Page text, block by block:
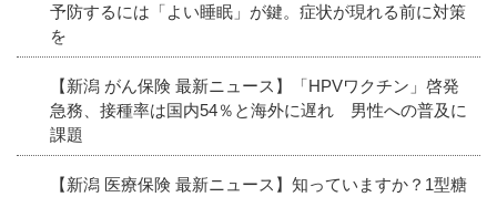
予防するには「よい睡眠」が鍵。症状が現れる前に対策
を
【新潟 がん保険 最新ニュース】「HPVワクチン」啓発
急務、接種率は国内54％と海外に遅れ 男性への普及に
課題
【新潟 医療保険 最新ニュース】知っていますか？1型糖